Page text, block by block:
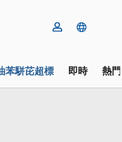
苯駢芘超標 即時 熱